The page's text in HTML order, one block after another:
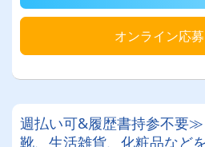
オンライン応募
週払い可&履歴書持参不要≫
靴、生活雑貨、化粧品など